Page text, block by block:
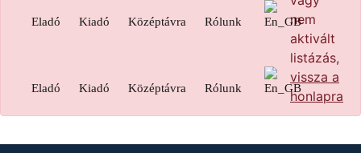
Eladó Kiadó Középtávra Rólunk
Eladó Kiadó Középtávra Rólunk
nem
aktivált
listázás,
vissza a
honlapra